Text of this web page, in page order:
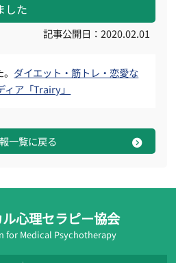
した
記事公開日：2020.02.01
ダイエット・筋トレ・恋愛な
ア「Trairy」
一覧に戻る
心理セラピー協会
for Medical Psychotherapy